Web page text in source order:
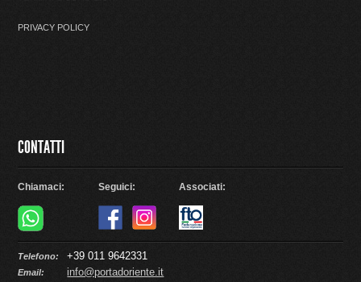
PRIVACY POLICY
CONTATTI
Chiamaci: Seguici: Associati:
Telefono: +39 011 9642331
Email: info@portadoriente.it